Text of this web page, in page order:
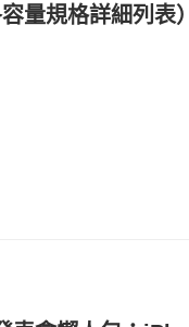
量規格詳細列表）